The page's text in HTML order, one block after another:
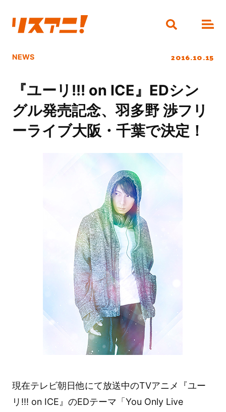
NEWS 2016.10.15
『ユーリ!!! on ICE』EDシン
グル発売記念、羽多野 渉フリ
ーライブ大阪・千葉で決定！
現在テレビ朝日他にて放送中のTVアニメ『ユー
リ!!! on ICE』のEDテーマ「You Only Live